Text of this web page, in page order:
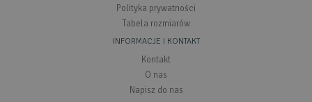
Polityka prywatności
Tabela rozmiarów
INFORMACJE I KONTAKT
Kontakt
O nas
Napisz do nas